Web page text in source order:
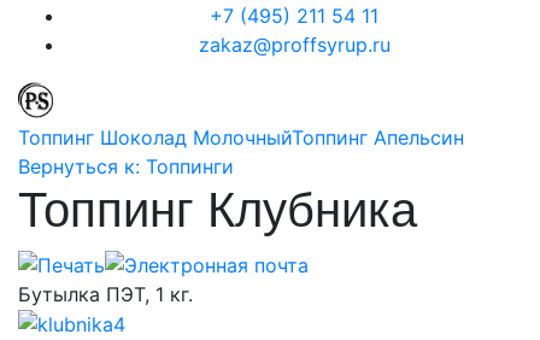
+7 (495) 211 54 11
zakaz@proffsyrup.ru
Топпинг Шоколад МолочныйТоппинг Апельсин
Вернуться к: Топпинги
Топпинг Клубника
Бутылка ПЭТ, 1 кг.